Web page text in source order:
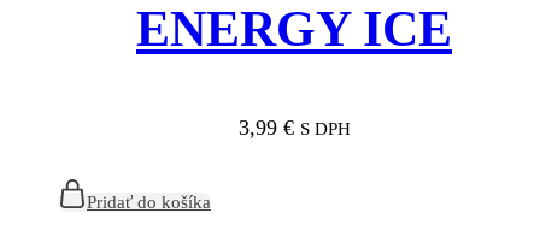
ENERGY ICE
3,99 € S DPH
Pridať do košíka